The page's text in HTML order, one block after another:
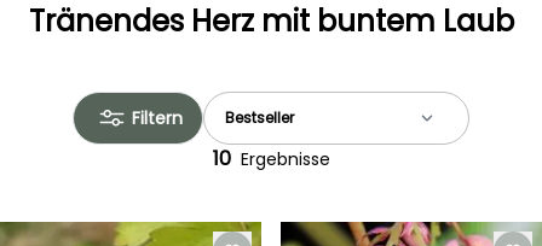
Tränendes Herz mit buntem Laub
Filtern
10 Ergebnisse